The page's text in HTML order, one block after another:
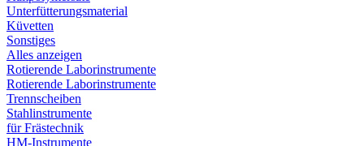
Unterfütterungsmaterial
Küvetten
Sonstiges
Alles anzeigen
Rotierende Laborinstrumente
Rotierende Laborinstrumente
Trennscheiben
Stahlinstrumente
für Frästechnik
HM-Instrumente